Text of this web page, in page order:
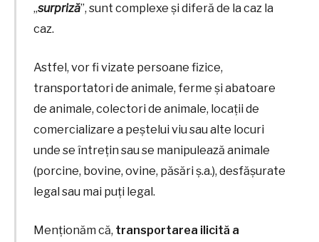
„surpriză”, sunt complexe și diferă de la caz la
caz.
Astfel, vor fi vizate persoane fizice,
transportatori de animale, ferme și abatoare
de animale, colectori de animale, locații de
comercializare a peștelui viu sau alte locuri
unde se întrețin sau se manipulează animale
(porcine, bovine, ovine, păsări ș.a.), desfășurate
legal sau mai puți legal.
Menționăm că, transportarea ilicită a